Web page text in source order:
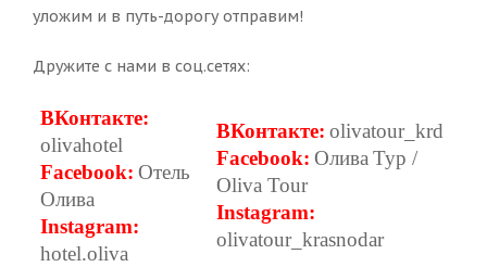
уложим и в путь-дорогу отправим!
Дружите с нами в соц.сетях:
ВКонтакте:
olivahotel
Facebook: Отель
Олива
Instagram:
hotel.oliva
ВКонтакте: olivatour_krd
Facebook: Олива Тур /
Oliva Tour
Instagram:
olivatour_krasnodar